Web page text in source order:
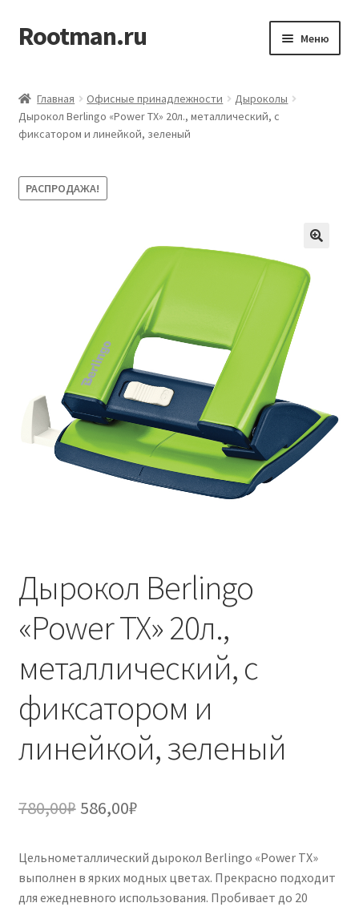
Перейти
к
Перейти
к
Rootman.ru Меню
Офисные принадлежности
Товары для учёбы
меню
Главная Офисные принадлежности
Дыроколы
Дырокол Berlingo «Power TX» 20л., металлический, с
фиксатором и линейкой, зеленый
РАСПРОДАЖА!
Дырокол Berlingo
«Power TX» 20л.,
металлический, с
фиксатором и
линейкой, зеленый
780,00₽ Первоначальная
составляла
780,00₽.
586,00₽Текущая
586,00₽.
Цельнометаллический дырокол Berlingo «Power TX»
выполнен в ярких модных цветах. Прекрасно подходит
для ежедневного использования. Пробивает до 20